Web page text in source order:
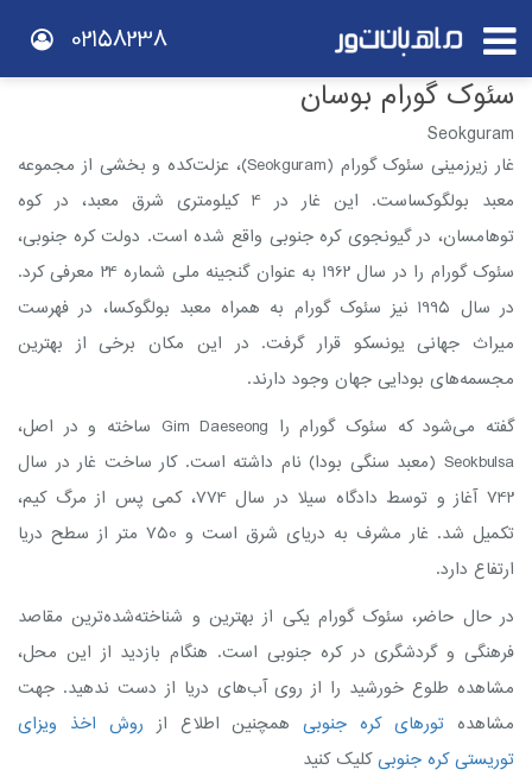
02158238
سئوک گورام بوسان
Seokguram
غار زیرزمینی سئوک گورام (Seokguram)، عزلت‌کده و بخشی از مجموعه
معبد بولگوکساست. این غار در 4 کیلومتری شرق معبد، در کوه
توهامسان، در گیونجوی کره جنوبی واقع شده است. دولت کره جنوبی،
سئوک گورام را در سال 1962 به عنوان گنجینه ملی شماره 24 معرفی کرد.
در سال 1995 نیز سئوک گورام به همراه معبد بولگوکسا، در فهرست
میراث جهانی یونسکو قرار گرفت. در این مکان برخی از بهترین
مجسمه‌های بودایی جهان وجود دارند.
گفته می‌شود که سئوک گورام را Gim Daeseong ساخته و در اصل،
Seokbulsa (معبد سنگی بودا) نام داشته است. کار ساخت غار در سال
742 آغاز و توسط دادگاه سیلا در سال 774، کمی پس از مرگ کیم،
تکمیل شد. غار مشرف به دریای شرق است و 750 متر از سطح دریا
ارتفاع دارد.
در حال حاضر، سئوک گورام یکی از بهترین و شناخته‌شده‌ترین مقاصد
فرهنگی و گردشگری در کره جنوبی است. هنگام بازدید از این محل،
مشاهده طلوع خورشید را از روی آب‌های دریا از دست ندهید. جهت
مشاهده تورهای کره جنوبیهمچنین اطلاع از روش اخذ ویزای
توریستی کره جنوبیکلیک کنید